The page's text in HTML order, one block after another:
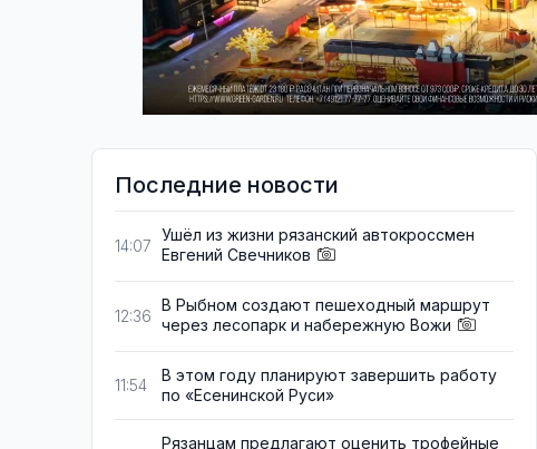
Последние новости
14:07
Ушёл из жизни рязанский автокроссмен
Евгений Свечников
12:36
В Рыбном создают пешеходный маршрут
через лесопарк и набережную Вожи
11:54
В этом году планируют завершить работу
по «Есенинской Руси»
Рязанцам предлагают оценить трофейные